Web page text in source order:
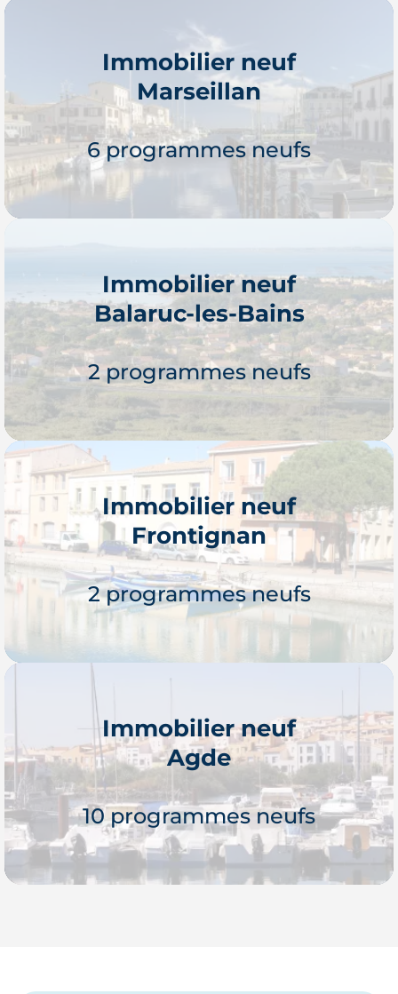
Je découvre
Immobilier neuf
Marseillan
6 programmes neufs
Je découvre
Immobilier neuf
Balaruc-les-Bains
2 programmes neufs
Je découvre
Immobilier neuf
Frontignan
2 programmes neufs
Je découvre
Immobilier neuf
Agde
10 programmes neufs